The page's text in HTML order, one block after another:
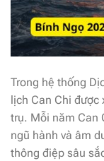
Trong hệ thống
lịch Can Chi
trụ. Mỗi năm Can
ngũ hành và âm
thông điệp sâu